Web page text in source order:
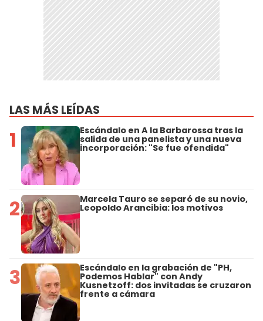
LAS MÁS LEÍDAS
1 Escándalo en A la Barbarossa tras la
salida de una panelista y una nueva
incorporación: "Se fue ofendida"
2 Marcela Tauro se separó de su novio,
Leopoldo Arancibia: los motivos
3 Escándalo en la grabación de "PH,
Podemos Hablar" con Andy
Kusnetzoff: dos invitadas se cruzaron
frente a cámara